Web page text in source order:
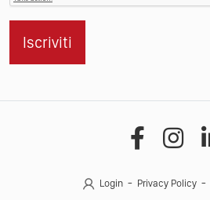
Iscriviti
Login Privacy Policy